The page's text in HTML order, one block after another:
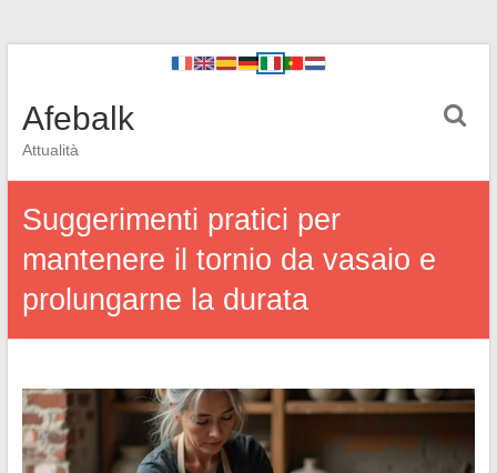
Afebalk
Attualità
Suggerimenti pratici per
mantenere il tornio da vasaio e
prolungarne la durata